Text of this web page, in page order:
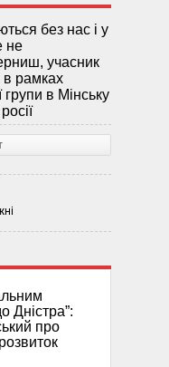
без нас і у
не
учасник
в рамках
групи в Мінську
Дністра”:
про